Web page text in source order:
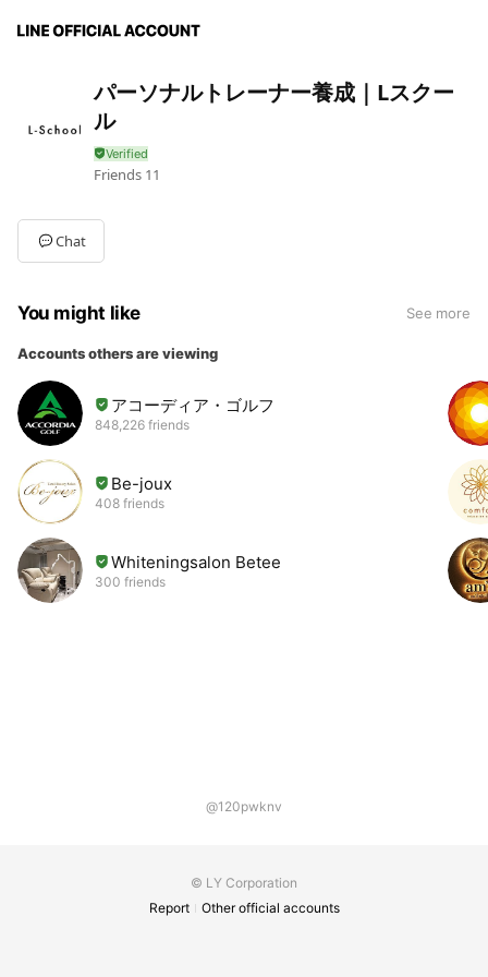
パーソナルトレーナー養成｜Lスクー
ル
Friends 11
Chat
You might like See more
Accounts others are viewing
アコーディア・ゴルフ
848,226 friends
Be-joux
408 friends
Whiteningsalon Betee
300 friends
@120pwknv
© LY Corporation
Report
Other official accounts